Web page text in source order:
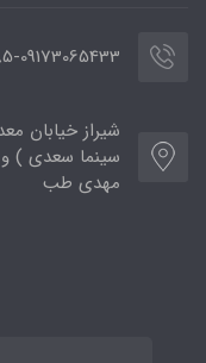
09173065433
سینما سعدی )
مهدی طب